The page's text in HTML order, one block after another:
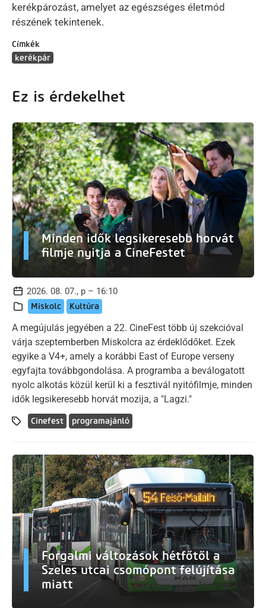
kerékpározást, amelyet az egészséges életmód
részének tekintenek.
Címkék
kerékpár
Ez is érdekelhet
Minden idők legsikeresebb horvát
filmje nyitja a CineFestet
2026. 08. 07., p – 16:10
Miskolc Kultúra
A megújulás jegyében a 22. CineFest több új szekcióval
várja szeptemberben Miskolcra az érdeklődőket. Ezek
egyike a V4+, amely a korábbi East of Europe verseny
egyfajta továbbgondolása. A programba a beválogatott
nyolc alkotás közül kerül ki a fesztivál nyitófilmje, minden
idők legsikeresebb horvát mozija, a "Lagzi."
Cinefest programajánló
Forgalmi változások hétfőtől a
Szeles utcai csomópont felújítása
miatt